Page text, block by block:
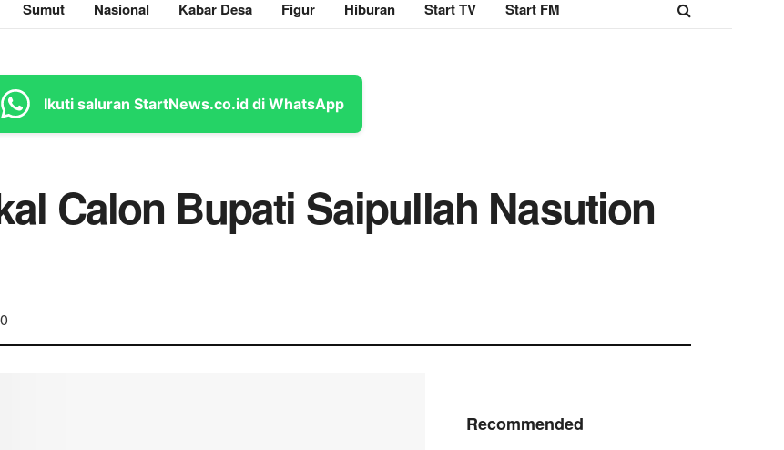
Sumut Nasional Kabar Desa Figur Hiburan Start TV Start FM
Ikuti saluran StartNews.co.id di WhatsApp
Calon Bupati Saipullah Nasution
0
Recommended